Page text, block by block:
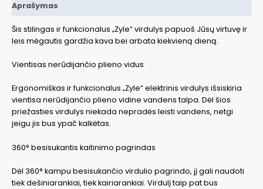
Aprašymas
Šis stilingas ir funkcionalus „Zyle“ virdulys papuoš Jūsų virtuvę ir
leis mėgautis gardžia kava bei arbata kiekvieną dieną.
Vientisas nerūdijančio plieno vidus
Ergonomiškas ir funkcionalus „Zyle“ elektrinis virdulys išsiskiria
vientisa nerūdijančio plieno vidine vandens talpa. Dėl šios
priežasties virdulys niekada nepradės leisti vandens, netgi
jeigu jis bus ypač kalkėtas.
360° besisukantis kaitinimo pagrindas
Dėl 360° kampu besisukančio virdulio pagrindo, jį gali naudoti
tiek dešiniarankiai, tiek kairiarankiai. Virdulį taip pat bus